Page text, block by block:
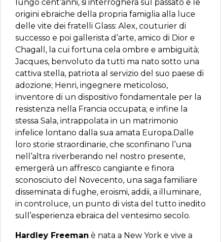
lungo cent’anni, si interrogherà sul passato e le
origini ebraiche della propria famiglia alla luce
delle vite dei fratelli Glass: Alex, couturier di
successo e poi gallerista d’arte, amico di Dior e
Chagall, la cui fortuna cela ombre e ambiguità;
Jacques, benvoluto da tutti ma nato sotto una
cattiva stella, patriota al servizio del suo paese di
adozione; Henri, ingegnere meticoloso,
inventore di un dispositivo fondamentale per la
resistenza nella Francia occupata; e infine la
stessa Sala, intrappolata in un matrimonio
infelice lontano dalla sua amata Europa.Dalle
loro storie straordinarie, che sconfinano l’una
nell’altra riverberando nel nostro presente,
emergerà un affresco cangiante e finora
sconosciuto del Novecento, una saga familiare
disseminata di fughe, eroismi, addii, a illuminare,
in controluce, un punto di vista del tutto inedito
sull’esperienza ebraica del ventesimo secolo.
Hardley Freeman è nata a New York e vive a